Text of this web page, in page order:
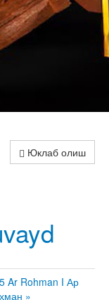
Юклаб олиш
Ar Rohman I Ар
»